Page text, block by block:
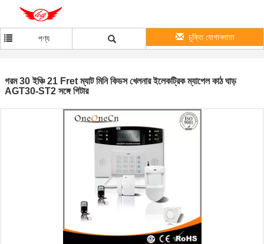
পণ্য চুক্তি যোগানদাতা
গরম 30 ইঞ্চি 21 Fret ম্যাট মিনি কিডস খেলনার ইলেকট্রিক ম্যাপেল কাঠ ঘাড়
AGT30-ST2 সঙ্গে গিটার